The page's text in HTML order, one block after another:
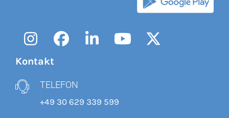
Instagram
Facebook
LinkedIn
YouTubeTwitter
Kontakt
TELEFON
+49 30 629 339 599